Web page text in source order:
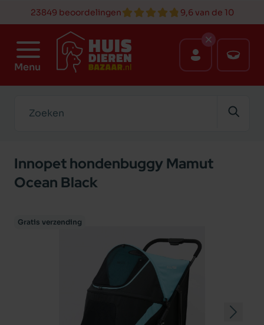
23849 beoordelingen 9,6 van de 10
Menu
Innopet hondenbuggy Mamut
Ocean Black
Gratis verzending